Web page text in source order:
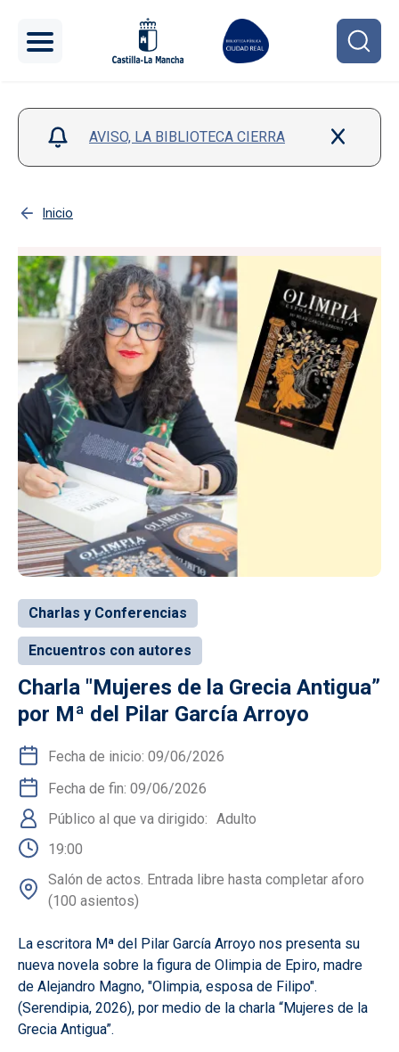
AVISO, LA BIBLIOTECA CIERRA
Inicio
Charlas y Conferencias
Encuentros con autores
Charla "Mujeres de la Grecia Antigua”
por Mª del Pilar García Arroyo
Fecha de inicio: 09/06/2026
Fecha de fin: 09/06/2026
Público al que va dirigido
Adulto
19:00
Salón de actos. Entrada libre hasta completar aforo
(100 asientos)
La escritora Mª del Pilar García Arroyo nos presenta su
nueva novela sobre la figura de Olimpia de Epiro, madre
de Alejandro Magno, "Olimpia, esposa de Filipo".
(Serendipia, 2026), por medio de la charla “Mujeres de la
Grecia Antigua”.